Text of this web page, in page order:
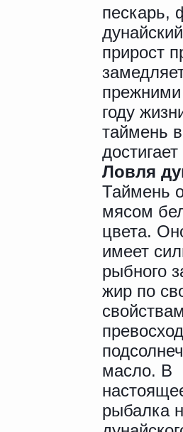
пескарь,
прирост
году
таймень
Ловля
Таймень
мясом
цвета.
имеет
рыбного
жир по
масло. В
рыбалка